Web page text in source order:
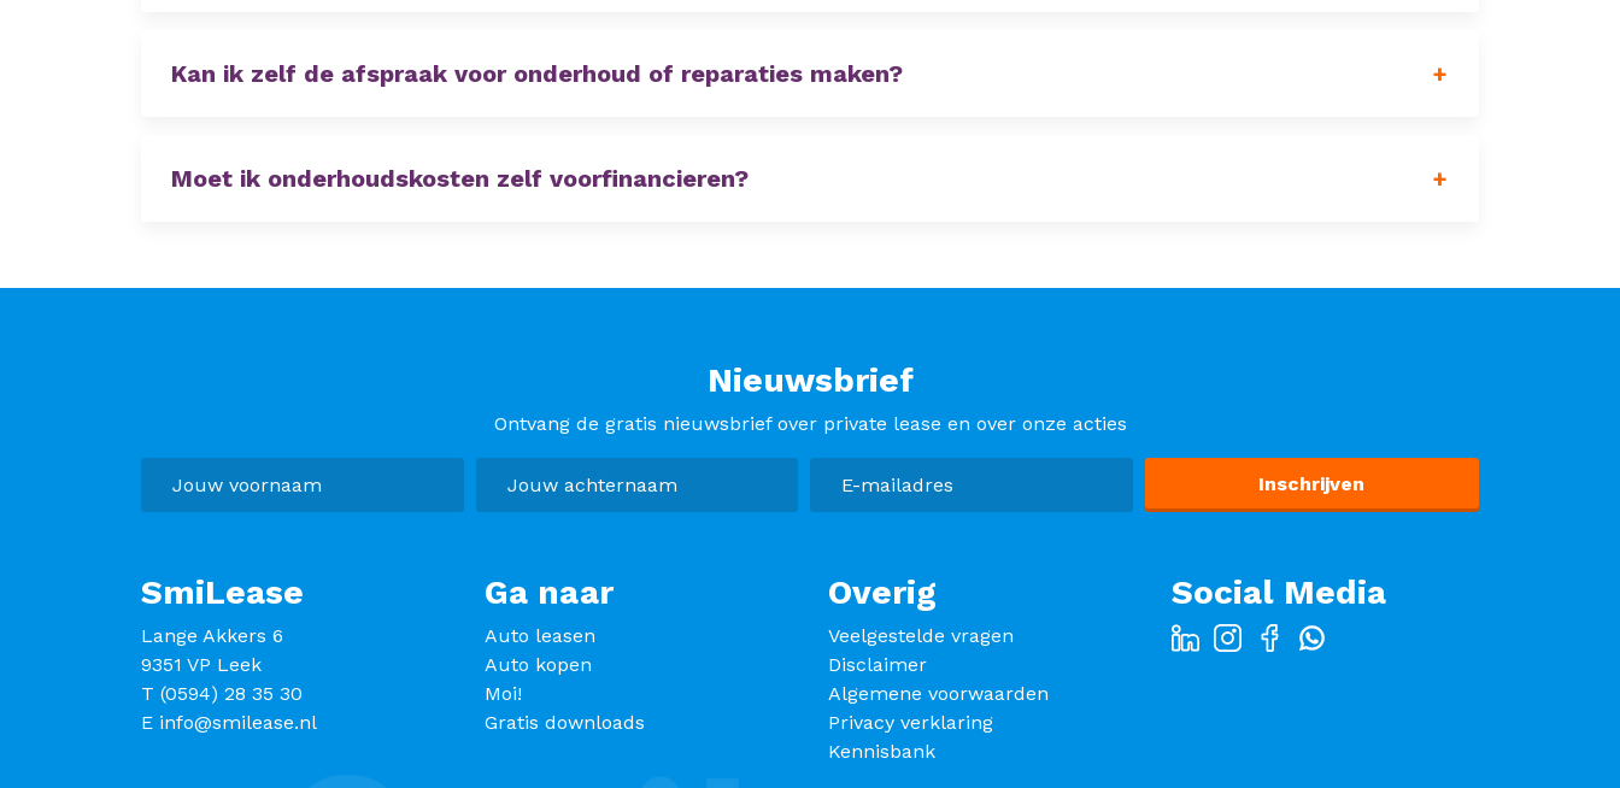
Kan ik zelf de afspraak voor onderhoud of reparaties maken?
Moet ik onderhoudskosten zelf voorfinancieren?
Nieuwsbrief
Ontvang de gratis nieuwsbrief over private lease en over onze acties
SmiLease
Lange Akkers 6
9351 VP Leek
T (0594) 28 35 30
E info@smilease.nl
Ga naar
Auto leasen
Auto kopen
Moi!
Gratis downloads
Overig
Veelgestelde vragen
Disclaimer
Algemene voorwaarden
Privacy verklaring
Kennisbank
Social Media